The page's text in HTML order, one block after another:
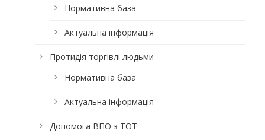
Нормативна база
Актуальна інформація
Протидія торгівлі людьми
Нормативна база
Актуальна інформація
Допомога ВПО з ТОТ